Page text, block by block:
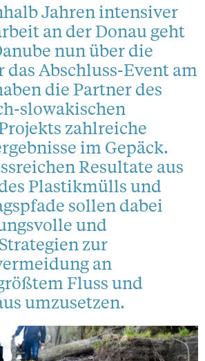
Jahren intensiver
an der Donau geht
nun über die
Abschluss-Event am
die Partner des
slowakischen
zahlreiche
im Gepäck.
Resultate aus
Plastikmülls und
sollen dabei
und
zur
an
Fluss und
umzusetzen.